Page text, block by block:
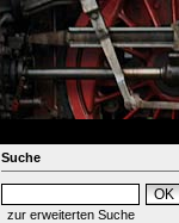
Suche
zur erweiterten Suche